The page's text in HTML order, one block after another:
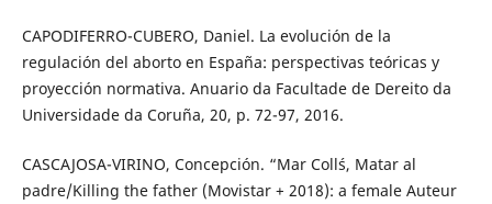
CAPODIFERRO-CUBERO, Daniel. La evolución de la
regulación del aborto en España: perspectivas teóricas y
proyección normativa. Anuario da Facultade de Dereito da
Universidade da Coruña, 20, p. 72-97, 2016.
CASCAJOSA-VIRINO, Concepción. “Mar Coll´s, Matar al
padre/Killing the father (Movistar + 2018): a female Auteur